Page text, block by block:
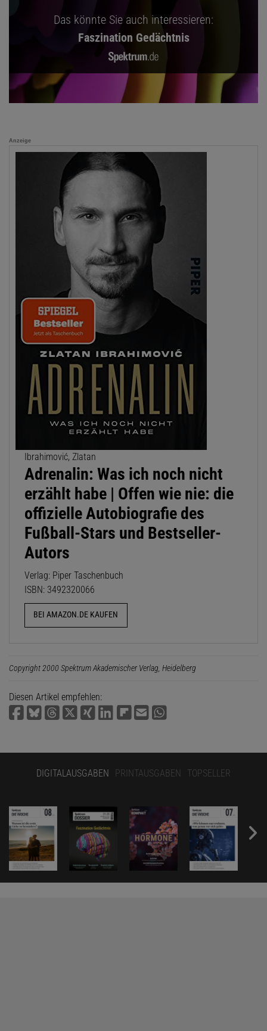
Das könnte Sie auch interessieren:
Faszination Gedächtnis
Anzeige
Ibrahimović, Zlatan
Adrenalin: Was ich noch nicht
erzählt habe | Offen wie nie: die
offizielle Autobiografie des
Fußball-Stars und Bestseller-
Autors
Verlag: Piper Taschenbuch
ISBN: 3492320066
BEI AMAZON.DE KAUFEN
Copyright 2000 Spektrum Akademischer Verlag, Heidelberg
Diesen Artikel empfehlen:
DIGITALAUSGABEN PRINTAUSGABEN TOPSELLER